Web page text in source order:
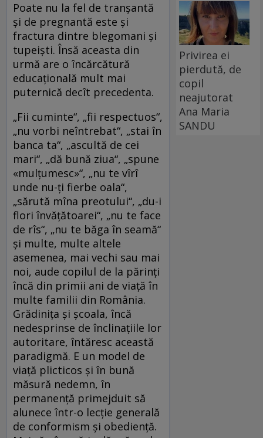
Poate nu la fel de tranșantă
și de pregnantă este și
fractura dintre blegomani și
tupeiști. Însă aceasta din
urmă are o încărcătură
educațională mult mai
puternică decît precedenta.
„Fii cuminte“, „fii respectuos“,
„nu vorbi neîntrebat“, „stai în
banca ta“, „ascultă de cei
mari“, „dă bună ziua“, „spune
«mulțumesc»“, „nu te vîrî
unde nu-ți fierbe oala“,
„sărută mîna preotului“, „du-i
flori învățătoarei“, „nu te face
de rîs“, „nu te băga în seamă“
și multe, multe altele
asemenea, mai vechi sau mai
noi, aude copilul de la părinți
încă din primii ani de viață în
multe familii din România.
Grădinița și școala, încă
nedesprinse de înclinațiile lor
autoritare, întăresc această
paradigmă. E un model de
viață plicticos și în bună
măsură nedemn, în
permanență primejduit să
alunece într-o lecție generală
de conformism și obediență.
Privirea ei
pierdută, de
copil
neajutorat
Ana Maria
SANDU